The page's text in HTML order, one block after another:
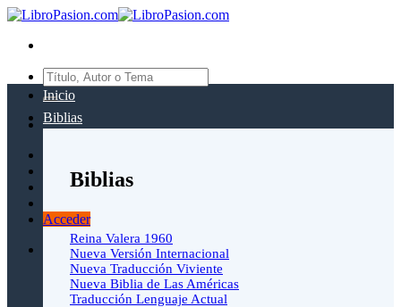
Saltar
contenido
Buscar
por:
Acceder
Inicio
Biblias
Biblias
Reina Valera 1960
Nueva Versión Internacional
Nueva Traducción Viviente
Nueva Biblia de Las Américas
Traducción Lenguaje Actual